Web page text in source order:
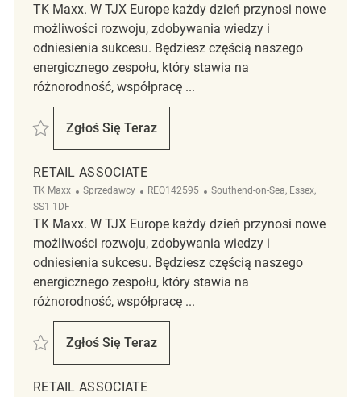
TK Maxx. W TJX Europe każdy dzień przynosi nowe
możliwości rozwoju, zdobywania wiedzy i
odniesienia sukcesu. Będziesz częścią naszego
energicznego zespołu, który stawia na
różnorodność, współpracę ...
Zapisać Retail Associate REQ142940
Zgłoś Się Teraz
Retail Associate
RETAIL ASSOCIATE
TK Maxx Kategoria
Sprzedawcy ReqId
REQ142595 Lokalizacja
Southend-on-Sea, Essex,
SS1 1DF
TK Maxx. W TJX Europe każdy dzień przynosi nowe
możliwości rozwoju, zdobywania wiedzy i
odniesienia sukcesu. Będziesz częścią naszego
energicznego zespołu, który stawia na
różnorodność, współpracę ...
Zapisać Retail Associate REQ142595
Zgłoś Się Teraz
Retail Associate
RETAIL ASSOCIATE